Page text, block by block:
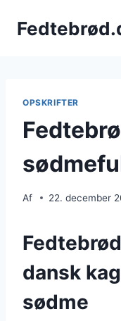
OPSKRIFTER
Af 22. december
dansk
sødme